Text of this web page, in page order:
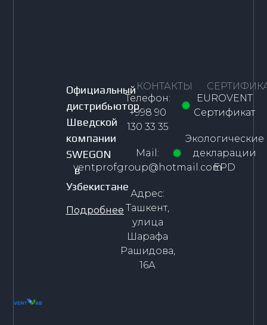
Официальный
дистрибьютор
Шведской
компании
SWEGON
в
Узбекистане
Подробнее
КОНТАКТЫ
Телефон:
+998 90
130 33 35
Mail:
ventprofgroup@hotmail.com
Адрес:
Ташкент,
улица
Шарафа
Рашидова,
16А
EUROVENT
Сертификат
Экологические
декларации
EPD